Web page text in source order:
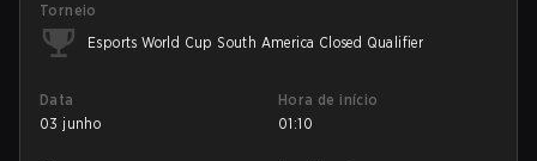
Torneio
Esports World Cup South America Closed Qualifier
Data
03 junho
Hora de início
01:10